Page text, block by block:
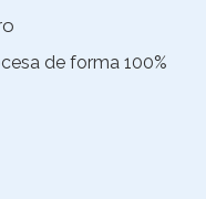
de forma 100%